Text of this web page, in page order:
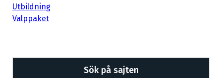
Utbildning
Valppaket
Sök på sajten